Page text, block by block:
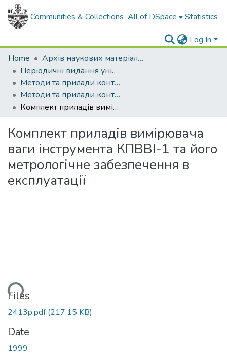
Communities & Collections All of DSpace Statistics
Log In
Home
Архів наукових матеріалів
Періодичні видання університету
Методи та прилади контролю якості
Методи та прилади контролю якості - 1999 - № 4
Комплект приладів вимірювача ваги інструмента КПВВІ-1 та його метрологічне забезпечення в експлуатації
Комплект приладів вимірювача
ваги інструмента КПВВІ-1 та його
метрологічне забезпечення в
експлуатації
Files
2413p.pdf(217.15 KB)
Date
1999